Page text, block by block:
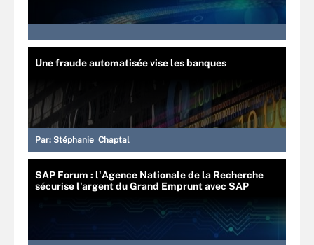
Une fraude automatisée vise les banques
Par: Stéphanie Chaptal
SAP Forum : l'Agence Nationale de la Recherche
sécurise l'argent du Grand Emprunt avec SAP